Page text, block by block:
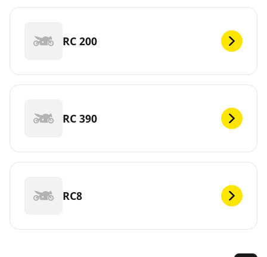
RC 200
RC 390
RC8